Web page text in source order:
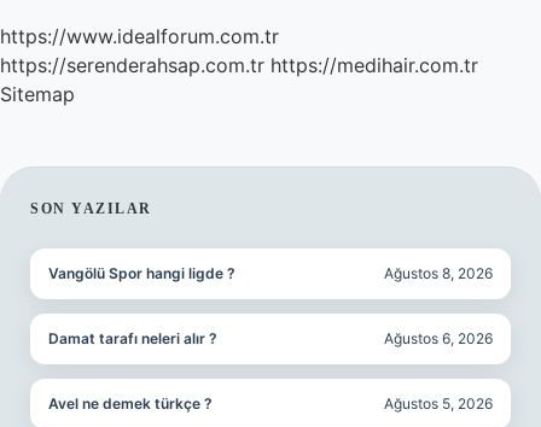
https://www.idealforum.com.tr
https://serenderahsap.com.tr https://medihair.com.tr
Sitemap
SIDEBAR
SON YAZILAR
Vangölü Spor hangi ligde ? Ağustos 8, 2026
Damat tarafı neleri alır ? Ağustos 6, 2026
Avel ne demek türkçe ? Ağustos 5, 2026